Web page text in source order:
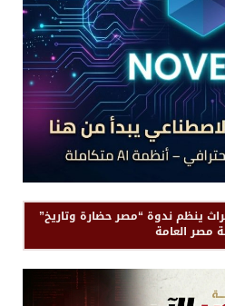
ينظم ندوة “مصر حضارة وتاريخ”
مصر العامة